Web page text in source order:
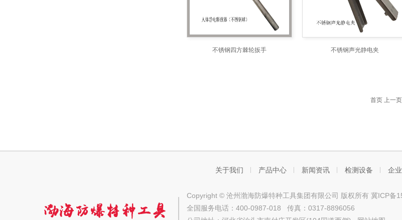
不锈钢四方棘轮扳手 不锈钢声光静电夹
首页 上一页
关于我们 产品中心 新闻资讯 检测设备 企
Copyright © 沧州渤海防爆特种工具集团有限公司 版权所有 冀ICP备
全国服务电话：400-0987-018 传真：0317-8896056